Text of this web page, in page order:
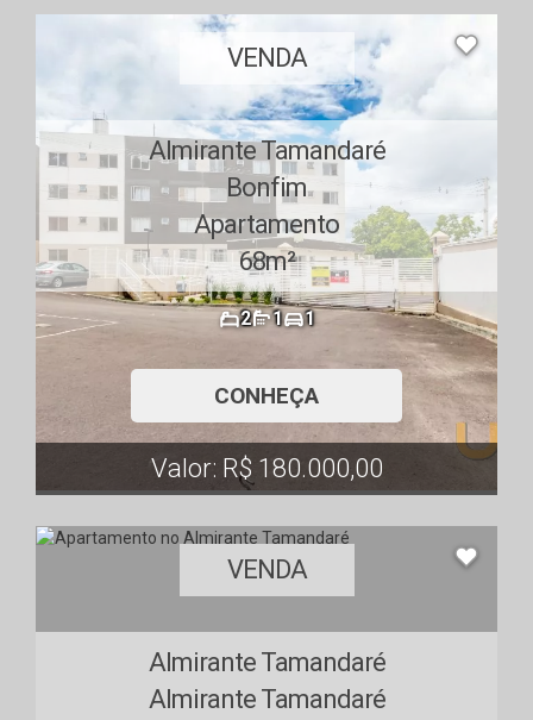
VENDA
Almirante Tamandaré
Bonfim
Apartamento
68m²
2 1 1
CONHEÇA
Valor: R$ 180.000,00
VENDA
Almirante Tamandaré
Almirante Tamandaré